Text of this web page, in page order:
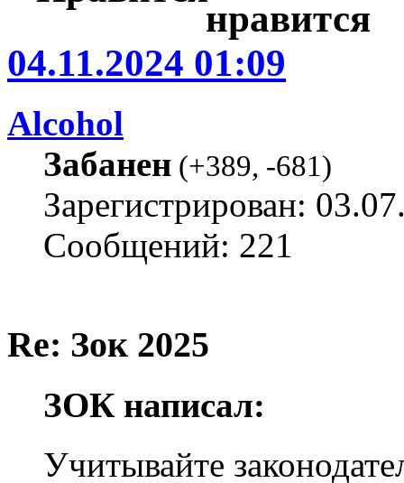
04.11.2024 01:09
Alcohol
Забанен (+389, -681)
Зарегистрирован:
Сообщений: 221
Re: Зок 2025
ЗОК написал:
Учитывайте